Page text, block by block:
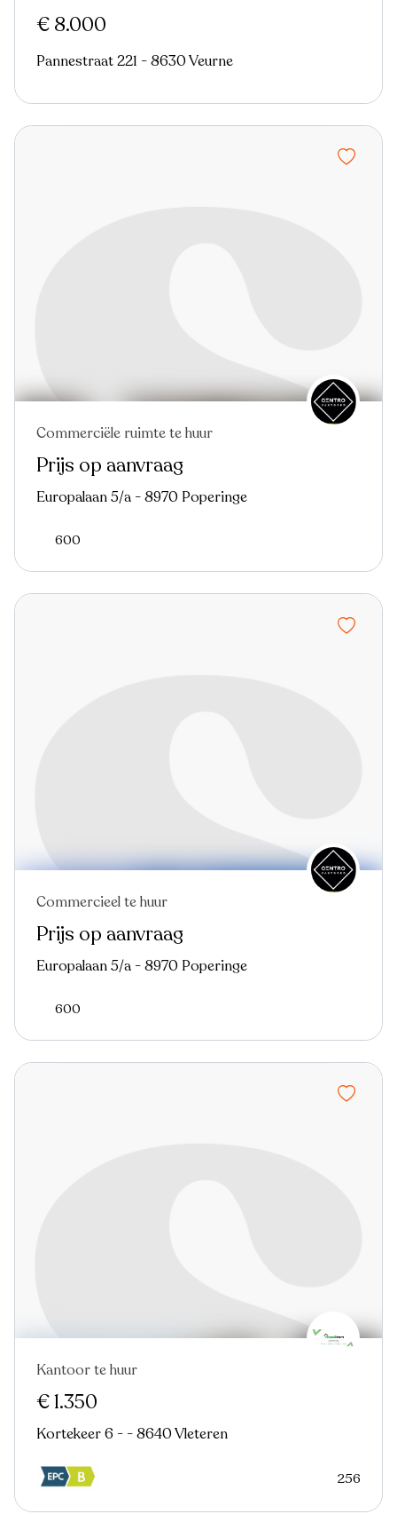
€ 8.000
Pannestraat 221 - 8630 Veurne
Commerciële ruimte te huur
Prijs op aanvraag
Europalaan 5/a - 8970 Poperinge
600
Commercieel te huur
Prijs op aanvraag
Europalaan 5/a - 8970 Poperinge
600
Kantoor te huur
€ 1.350
Kortekeer 6 - - 8640 Vleteren
256